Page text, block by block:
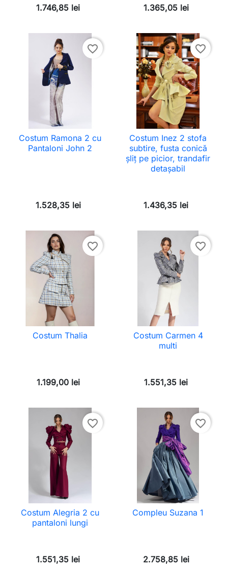
1.746,85 lei 1.365,05 lei
favorite_border
Costum Ramona 2 cu
Pantaloni John 2
1.528,35 lei
favorite_border
Costum Inez 2 stofa
subtire, fusta conică
șliț pe picior, trandafir
detașabil
1.436,35 lei
favorite_border
Costum Thalia
1.199,00 lei
favorite_border
Costum Carmen 4
multi
1.551,35 lei
favorite_border
Costum Alegria 2 cu
pantaloni lungi
1.551,35 lei
favorite_border
Compleu Suzana 1
2.758,85 lei